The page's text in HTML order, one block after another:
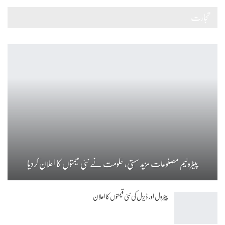
پیٹرولیم مصنوعات مزید سستی، حکومت نے نئی قیمتوں کا اعلان کردیا
پیٹرول اور ڈیزل کی نئی قیمتوں کا اعلان